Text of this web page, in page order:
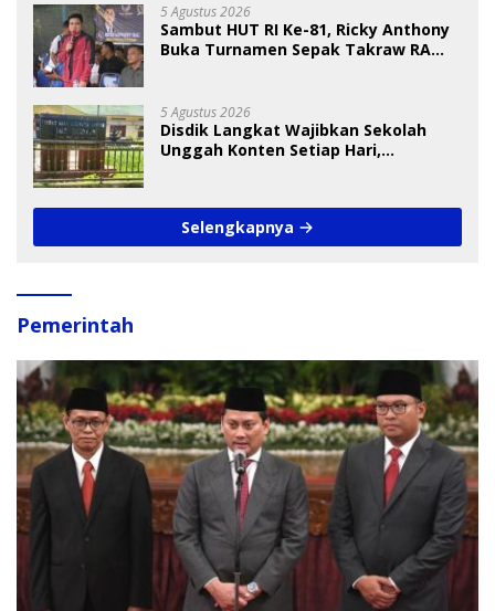
5 Agustus 2026
Sambut HUT RI Ke-81, Ricky Anthony
Buka Turnamen Sepak Takraw RA
5 Agustus 2026
Disdik Langkat Wajibkan Sekolah
Unggah Konten Setiap Hari,
Selengkapnya
Pemerintah